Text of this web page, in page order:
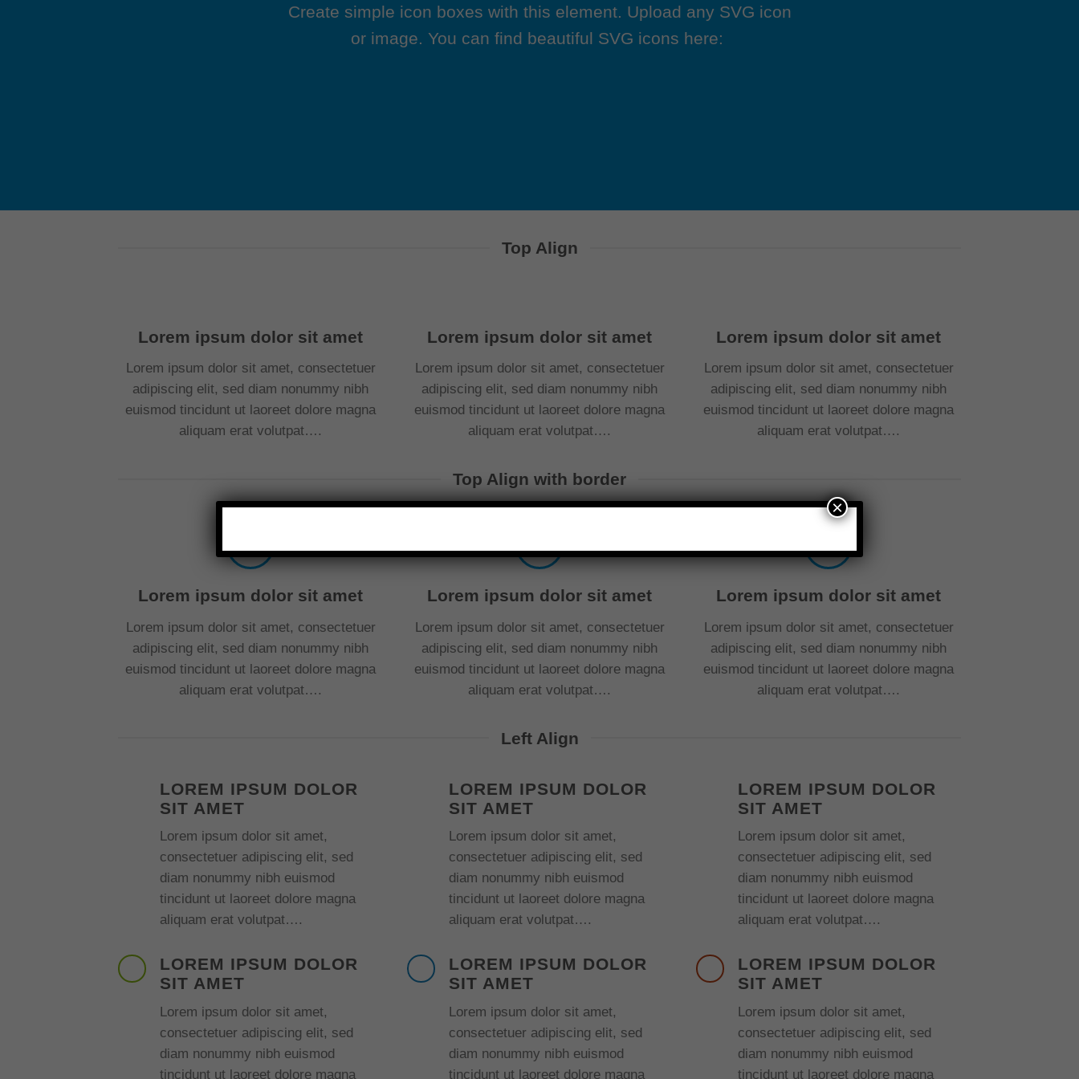
Create simple icon boxes with this element. Upload any SVG icon
or image. You can find beautiful SVG icons here:
Top Align
Lorem ipsum dolor sit amet
Lorem ipsum dolor sit amet, consectetuer
adipiscing elit, sed diam nonummy nibh
euismod tincidunt ut laoreet dolore magna
aliquam erat volutpat….
Lorem ipsum dolor sit amet
Lorem ipsum dolor sit amet, consectetuer
adipiscing elit, sed diam nonummy nibh
euismod tincidunt ut laoreet dolore magna
aliquam erat volutpat….
Lorem ipsum dolor sit amet
Lorem ipsum dolor sit amet, consectetuer
adipiscing elit, sed diam nonummy nibh
euismod tincidunt ut laoreet dolore magna
aliquam erat volutpat….
Top Align with border
Lorem ipsum dolor sit amet
Lorem ipsum dolor sit amet, consectetuer
adipiscing elit, sed diam nonummy nibh
euismod tincidunt ut laoreet dolore magna
aliquam erat volutpat….
Lorem ipsum dolor sit amet
Lorem ipsum dolor sit amet, consectetuer
adipiscing elit, sed diam nonummy nibh
euismod tincidunt ut laoreet dolore magna
aliquam erat volutpat….
Lorem ipsum dolor sit amet
Lorem ipsum dolor sit amet, consectetuer
adipiscing elit, sed diam nonummy nibh
euismod tincidunt ut laoreet dolore magna
aliquam erat volutpat….
Left Align
LOREM IPSUM DOLOR
SIT AMET
Lorem ipsum dolor sit amet,
consectetuer adipiscing elit, sed
diam nonummy nibh euismod
tincidunt ut laoreet dolore magna
aliquam erat volutpat….
LOREM IPSUM DOLOR
SIT AMET
Lorem ipsum dolor sit amet,
consectetuer adipiscing elit, sed
diam nonummy nibh euismod
tincidunt ut laoreet dolore magna
aliquam erat volutpat….
LOREM IPSUM DOLOR
SIT AMET
Lorem ipsum dolor sit amet,
consectetuer adipiscing elit, sed
diam nonummy nibh euismod
tincidunt ut laoreet dolore magna
aliquam erat volutpat….
LOREM IPSUM DOLOR
SIT AMET
Lorem ipsum dolor sit amet,
consectetuer adipiscing elit, sed
diam nonummy nibh euismod
tincidunt ut laoreet dolore magna
LOREM IPSUM DOLOR
SIT AMET
Lorem ipsum dolor sit amet,
consectetuer adipiscing elit, sed
diam nonummy nibh euismod
tincidunt ut laoreet dolore magna
LOREM IPSUM DOLOR
SIT AMET
Lorem ipsum dolor sit amet,
consectetuer adipiscing elit, sed
diam nonummy nibh euismod
tincidunt ut laoreet dolore magna
×